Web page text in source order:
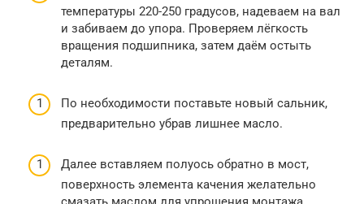
температуры 220-250 градусов, надеваем на вал
и забиваем до упора. Проверяем лёгкость
вращения подшипника, затем даём остыть
деталям.
По необходимости поставьте новый сальник,
предварительно убрав лишнее масло.
Далее вставляем полуось обратно в мост,
поверхность элемента качения желательно